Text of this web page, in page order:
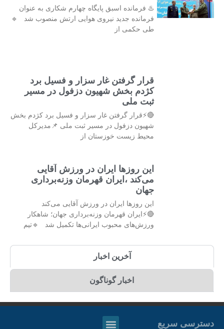
♨️ فرمانده اسبق پایگاه چهارم شکاری به عنوان
فرمانده جدید نیروی هوایی ارتش منصوب شد 🔹
طی حکمی از
قرار گرفتن غار سزار و فسیل برد
کژدم بخش شهیون دزفول در مسیر
ثبت ملی
🔴⚡قرار گرفتن غار سزار و فسیل برد کژدم بخش
شهیون دزفول در مسیر ثبت ملی 📌مدیرکل
محیط زیست خوزستان از
این روزها ایران در ورزش آقایی
می‌کند ،ایران قهرمان وزنه‌برداری
جهان
این روزها ایران در ورزش آقایی می‌کند
🔴⚡ایران قهرمان وزنه‌برداری جهان؛ شاهکار
ورزش‌های محبوب ایرانی‌ها تکمیل شد 🔹تیم
آخرین اخبار
اخبار گوناگون
دسترسی سریع